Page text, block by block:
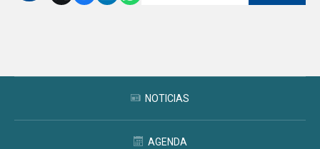
NOTICIAS
AGENDA